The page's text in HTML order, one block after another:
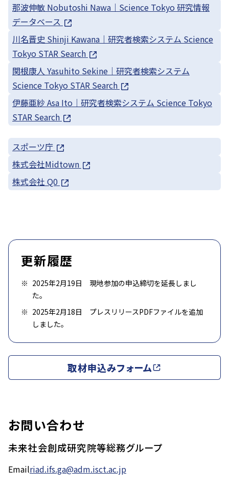
那波伸敏 Nobutoshi Nawa｜Science Tokyo 研究情報
データベース
川名晋史 Shinji Kawana｜研究者検索システム Science
Tokyo STAR Search
関根康人 Yasuhito Sekine｜研究者検索システム
Science Tokyo STAR Search
伊藤亜紗 Asa Ito｜研究者検索システム Science Tokyo
STAR Search
スポーツ庁
株式会社Midtown
株式会社 Q0
更新履歴
2025年2月19日 現地参加の申込締切を延長しまし
た。
2025年2月18日 プレスリリースPDFファイルを追加
しました。
取材申込みフォーム
お問い合わせ
未来社会創成研究院等総務グループ
Emailriad.ifs.ga@adm.isct.ac.jp